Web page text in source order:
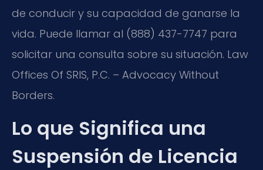
de conducir y su capacidad de ganarse la
vida. Puede llamar al (888) 437-7747 para
solicitar una consulta sobre su situación. Law
Offices Of SRIS, P.C. – Advocacy Without
Borders.
Lo que Significa una
Suspensión de Licencia